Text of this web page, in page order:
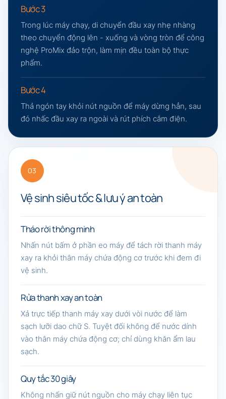
Bước 3
Trong lúc máy chạy, di chuyển đầu xay nhẹ nhàng
theo chuyển động lên - xuống và vòng tròn để công
nghệ ProMix đảo trộn, làm mịn đều toàn bộ thực
phẩm.
Bước 4
Thả ngón tay khỏi nút nguồn để máy dừng hẳn, sau
đó nhấc đầu xay ra ngoài và rút phích cắm điện.
03
Vệ sinh siêu tốc & lưu ý an toàn
Tháo rời thông minh
Nhấn nút bấm ở phần eo máy để tách rời thanh máy
xay ra khỏi thân máy chứa động cơ trước khi đem đi
vệ sinh.
Rửa thanh xay an toàn
Xả trực tiếp thanh máy xay dưới vòi nước để làm
sạch lưỡi dao chữ S. Tuyệt đối không để nước dính
vào thân máy chứa động cơ; chỉ dùng khăn ẩm lau
sạch.
Quy tắc 30 giây
Không nhấn giữ nút nguồn cho máy chạy liên tục